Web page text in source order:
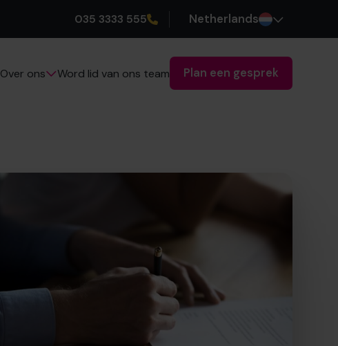
035 3333 555 Netherlands
Over ons Word lid van ons team Plan een gesprek